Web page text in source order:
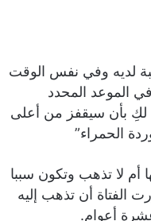
لديه وفي نفس الوقت
الموعد المحدد
لكِ بأن سيقفز من أعلى
الحمراء”
أم لا تذهب وتكون سببا
الفتاة أن تذهب إليه
أعوام.